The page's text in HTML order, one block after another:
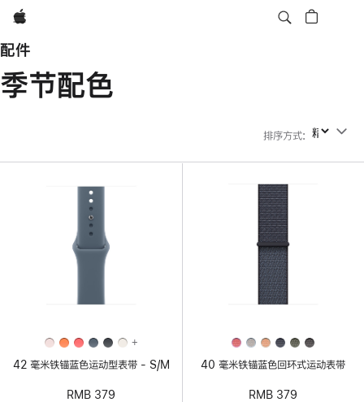
Apple
配件
季节配色
排序方式: 排序方式
+
42 毫米铁锚蓝色运动型表带 - S/M
RMB 379
40 毫米铁锚蓝色回环式运动表带
RMB 379